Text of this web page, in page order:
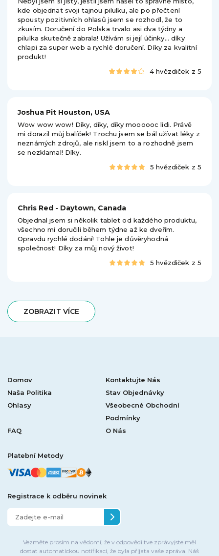
kde objednat svoji tajnou pilulku, ale po přečtení
spousty pozitivních ohlasů jsem se rozhodl, že to
zkusím. Doručení do Polska trvalo asi dva týdny a
pilulka skutečně zabrala! Užívám si její účinky... díky
chlapi za super web a rychlé doručení. Díky za kvalitní
produkt!
4 hvězdiček z 5
Joshua Pit Houston, USA
Wow wow wow! Díky, díky, díky moooooc lidi. Právě
mi dorazil můj balíček! Trochu jsem se bál užívat léky z
neznámých zdrojů, ale riskl jsem to a rozhodně jsem
se nezklamal! Díky.
5 hvězdiček z 5
Chris Red - Daytown, Canada
Objednal jsem si několik tablet od každého produktu,
všechno mi doručili během týdne až ke dveřím.
Opravdu rychlé dodání! Tohle je důvěryhodná
společnost! Díky za můj nový život!
5 hvězdiček z 5
ZOBRAZIT VÍCE
Domov
Kontaktujte Nás
Naša Politika
Stav Objednávky
Ohlasy
Všeobecné Obchodní
Podmínky
FAQ
O Nás
Platební Metody
Registrace k odběru novinek
Vezměte prosím na vědomí, že v odpovědi tve zprávyjste měl
dostat automatickou notifikaci, že byla přijata vaše zpráva. Náš